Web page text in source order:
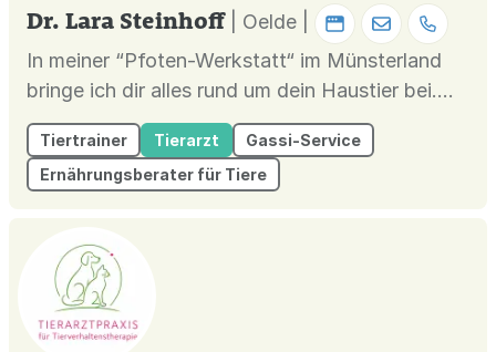
Dr. Lara Steinhoff
| Oelde |
In meiner “Pfoten-Werkstatt“ im Münsterland
bringe ich dir alles rund um dein Haustier bei.
Von Hundeschule & Hundetraining über
spannende Seminare & Vorträge zu aktuellen
Themen bis zur tierärztlichen Verhaltenstherapie
gemeinsam die Grundsteine für...
Tiertrainer Tierarzt
Gassi-Service
Ernährungsberater für Tiere